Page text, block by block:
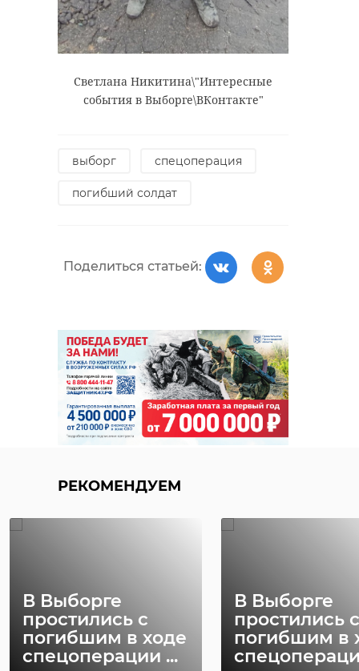
Светлана Никитина\"Интересные
события в Выборге\ВКонтакте"
выборг спецоперация
погибший солдат
Поделиться статьей:
РЕКОМЕНДУЕМ
В Выборге
простились с
погибшим в ходе
спецоперации ...
В Выборге
простились с
погибшим в